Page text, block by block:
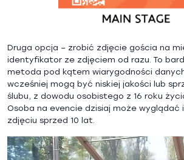
Druga opcja – zrobić zdjęcie gościa na
identyfikator ze zdjęciem od razu. To
metoda pod kątem wiarygodności
wcześniej mogą być niskiej jakości lub
ślubu, z dowodu osobistego z 16 roku
Osoba na evencie dzisiaj może wyglądać
zdjęciu sprzed 10 lat.